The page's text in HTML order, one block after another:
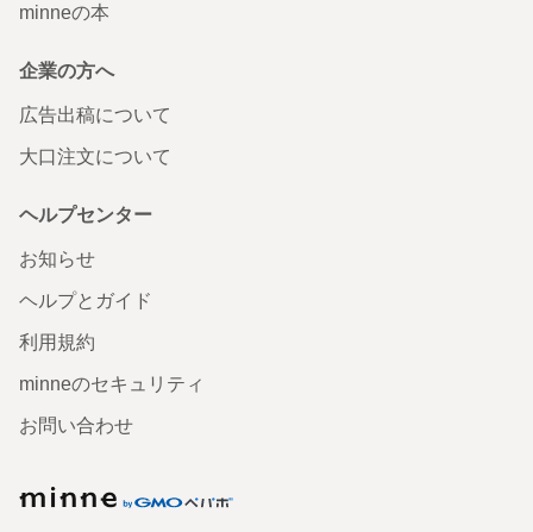
minneの本
企業の方へ
広告出稿について
大口注文について
ヘルプセンター
お知らせ
ヘルプとガイド
利用規約
minneのセキュリティ
お問い合わせ